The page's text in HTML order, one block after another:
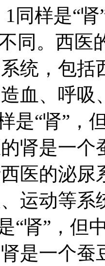
同样是“
同。西
统，包
血、呼
是“肾”，
肾是一
医的泌尿
运动等
“肾”，但
是一个蚕